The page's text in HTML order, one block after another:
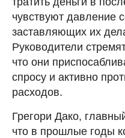
чувствуют давление
заставляющих их
Руководители
что они
спросу и активно
расходов.
Грегори Дако,
что в прошлые годы